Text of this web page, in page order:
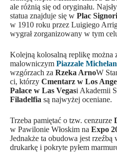
ale różnią się od oryginału.
statua znajduje się w Plac
w 1910 roku przez Luigiego
wygrał zorganizowany w tym
Kolejną kolosalną replikę można
malowniczym Piazzale
wzgórzach za Rzeka ArnoW
ci, którzy Cmentarz w Los
Palace w Las Vegasi Akademii
Filadelfia są najwyżej oceniane.
Trzeba pamiętać o tzw. cenzurze
w Pawilonie Włoskim na Expo
Jednakże ta obudowa jest rzeźbą
drukarkę i pokryte pyłem